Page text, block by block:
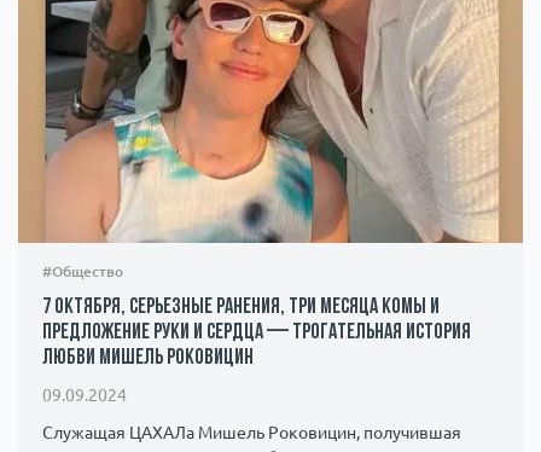
#Общество
7 октября, серьезные ранения, три месяца комы и
предложение руки и сердца — трогательная история
любви Мишель Роковицин
09.09.2024
Служащая ЦАХАЛа Мишель Роковицин, получившая